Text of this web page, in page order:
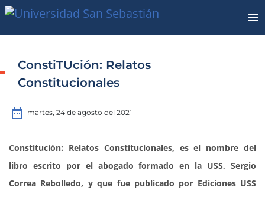
ConstiTUción: Relatos
Constitucionales
date_range martes, 24 de agosto del 2021
Constitución: Relatos Constitucionales, es el nombre del
libro escrito por el abogado formado en la USS, Sergio
Correa Rebolledo, y que fue publicado por Ediciones USS